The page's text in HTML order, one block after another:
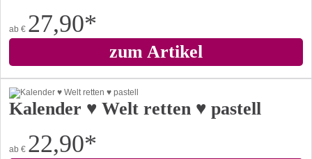
ab € 27,90*
zum Artikel
Kalender ♥ Welt retten ♥ pastell
ab € 22,90*